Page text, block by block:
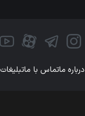
درباره ماتماس با ماتبلیغات